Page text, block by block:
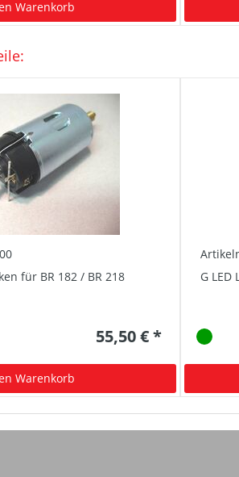
Warenkorb
für BR 182 / BR 218
55,50 € *
Warenkorb
G